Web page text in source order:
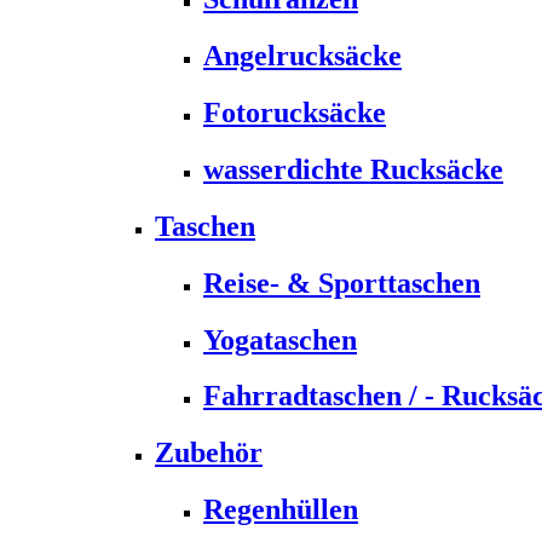
Angelrucksäcke
Fotorucksäcke
wasserdichte Rucksäcke
Taschen
Reise- & Sporttaschen
Yogataschen
Fahrradtaschen / -
Zubehör
Regenhüllen